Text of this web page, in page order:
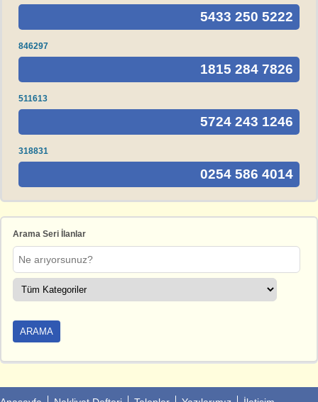
5433 250 5222
846297
1815 284 7826
511613
5724 243 1246
318831
0254 586 4014
Arama Seri İlanlar